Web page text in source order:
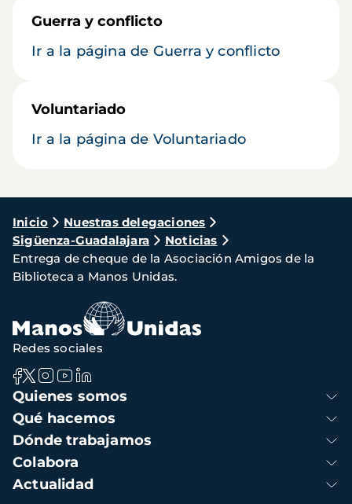
Guerra y conflicto
Ir a la página de Guerra y conflicto
Voluntariado
Ir a la página de Voluntariado
Ruta
de
navegación
Inicio
Nuestras delegaciones
Sigüenza-Guadalajara
Noticias
Entrega de cheque de la Asociación Amigos de la
Biblioteca a Manos Unidas.
Navegación
principal
Quienes somos
Qué hacemos
Dónde trabajamos
Colabora
Actualidad
Redes sociales